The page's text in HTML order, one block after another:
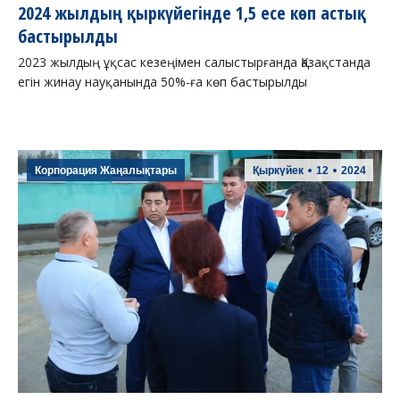
2024 жылдың қыркүйегінде 1,5 есе көп астық
бастырылды
2023 жылдың ұқсас кезеңімен салыстырғанда Қазақстанда
егін жинау науқанында 50%-ға көп бастырылды
Қыркүйек 12 2024
Корпорация Жаңалықтары